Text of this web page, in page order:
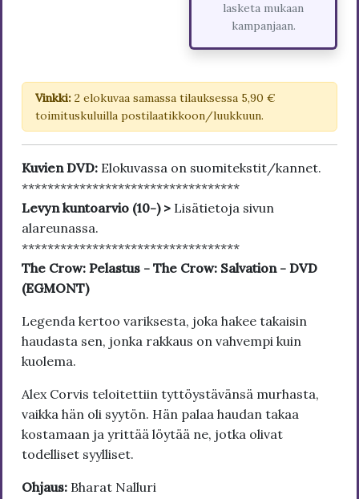
lasketa mukaan
kampanjaan.
Vinkki: 2 elokuvaa samassa tilauksessa 5,90 €
toimituskuluilla postilaatikkoon/luukkuun.
Kuvien DVD: Elokuvassa on suomitekstit/kannet.
**********************************
Levyn kuntoarvio (10-) > Lisätietoja sivun
alareunassa.
**********************************
The Crow: Pelastus - The Crow: Salvation - DVD
(EGMONT)
Legenda kertoo variksesta, joka hakee takaisin
haudasta sen, jonka rakkaus on vahvempi kuin
kuolema.
Alex Corvis teloitettiin tyttöystävänsä murhasta,
vaikka hän oli syytön. Hän palaa haudan takaa
kostamaan ja yrittää löytää ne, jotka olivat
todelliset syylliset.
Ohjaus: Bharat Nalluri